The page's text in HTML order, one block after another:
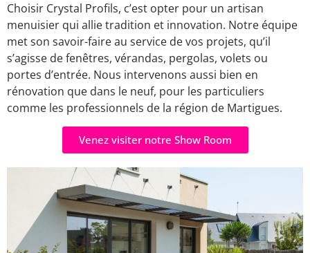
Choisir Crystal Profils, c’est opter pour un artisan
menuisier qui allie tradition et innovation. Notre équipe
met son savoir-faire au service de vos projets, qu’il
s’agisse de fenêtres, vérandas, pergolas, volets ou
portes d’entrée. Nous intervenons aussi bien en
rénovation que dans le neuf, pour les particuliers
comme les professionnels de la région de Martigues.
Venez visiter notre Show Room